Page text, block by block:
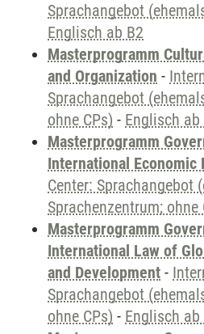
Sprachangebot
Englisch ab B2
Masterprogramm
and Organization -
Sprachangebot
ohne CPs) - Englisch ab
Masterprogramm
International Economic
Center: Sprachangebot
Sprachenzentrum; ohne
Masterprogramm
International Law of
and Development -
Sprachangebot
ohne CPs) - Englisch ab